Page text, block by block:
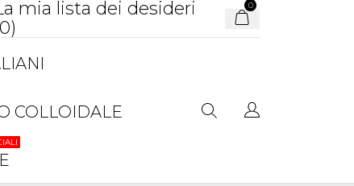
mia lista dei desideri
0)
0
COLLOIDALE